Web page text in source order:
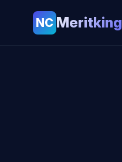
NC Meritking